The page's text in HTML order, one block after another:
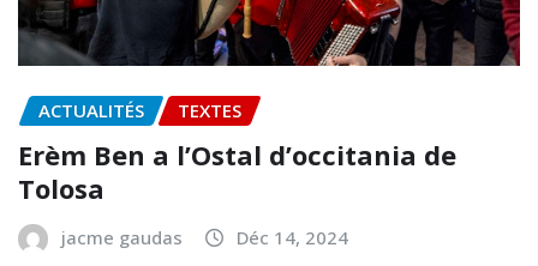
ACTUALITÉS TEXTES
Erèm Ben a l’Ostal d’occitania de
Tolosa
jacme gaudas Déc 14, 2024